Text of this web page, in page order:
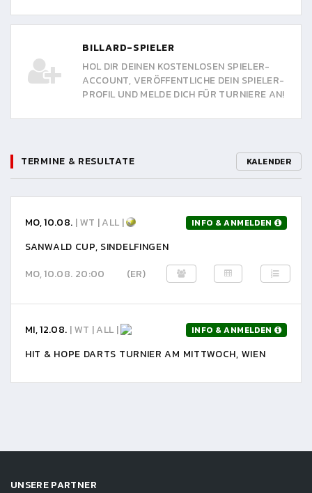
BILLARD-SPIELER
HOL DIR DEINEN KOSTENLOSEN SPIELER-
ACCOUNT, VERÖFFENTLICHE DEIN SPIELER-
PROFIL UND MELDE DICH FÜR TURNIERE AN!
TERMINE & RESULTATE KALENDER
MO, 10.08. | WT | ALL | INFO & ANMELDEN
SANWALD CUP, SINDELFINGEN
MO, 10.08. 20:00
(ER)
MI, 12.08. | WT | ALL | INFO & ANMELDEN
HIT & HOPE DARTS TURNIER AM MITTWOCH, WIEN
UNSERE PARTNER